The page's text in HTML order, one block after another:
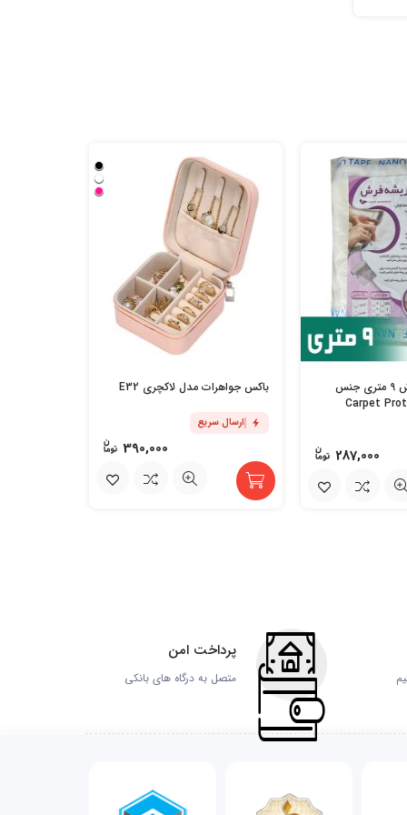
محافظ ریشه فرش 9 متری جنس
287,000
باکس جواهرات مدل لاکچری E32
ارسال سریع
390,000
پرداخت امن
متصل به درگاه های بانکی